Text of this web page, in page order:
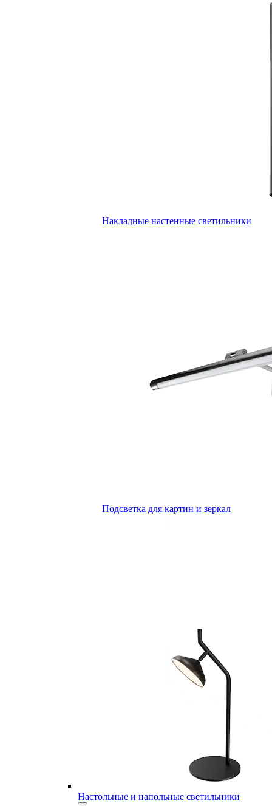
Накладные настенные светильники
Подсветка для картин и зеркал
Настольные и напольные светильники